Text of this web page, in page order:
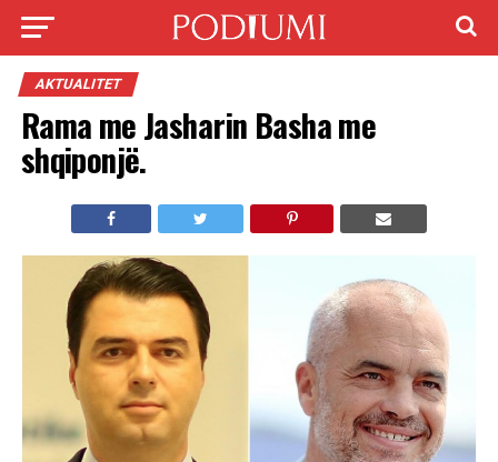
AKTUALITET
Rama me Jasharin Basha me
shqiponjë.